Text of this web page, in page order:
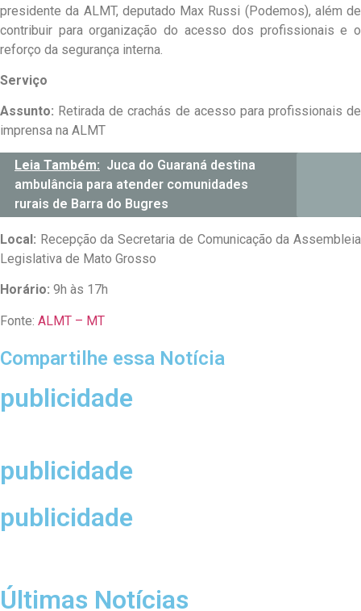
presidente da ALMT, deputado Max Russi (Podemos), além de
contribuir para organização do acesso dos profissionais e o
reforço da segurança interna.
Serviço
Assunto: Retirada de crachás de acesso para profissionais de
imprensa na ALMT
Leia Também: Juca do Guaraná destina
ambulância para atender comunidades
rurais de Barra do Bugres
Local: Recepção da Secretaria de Comunicação da Assembleia
Legislativa de Mato Grosso
Horário: 9h às 17h
Fonte: ALMT – MT
Compartilhe essa Notícia
publicidade
publicidade
publicidade
Últimas Notícias